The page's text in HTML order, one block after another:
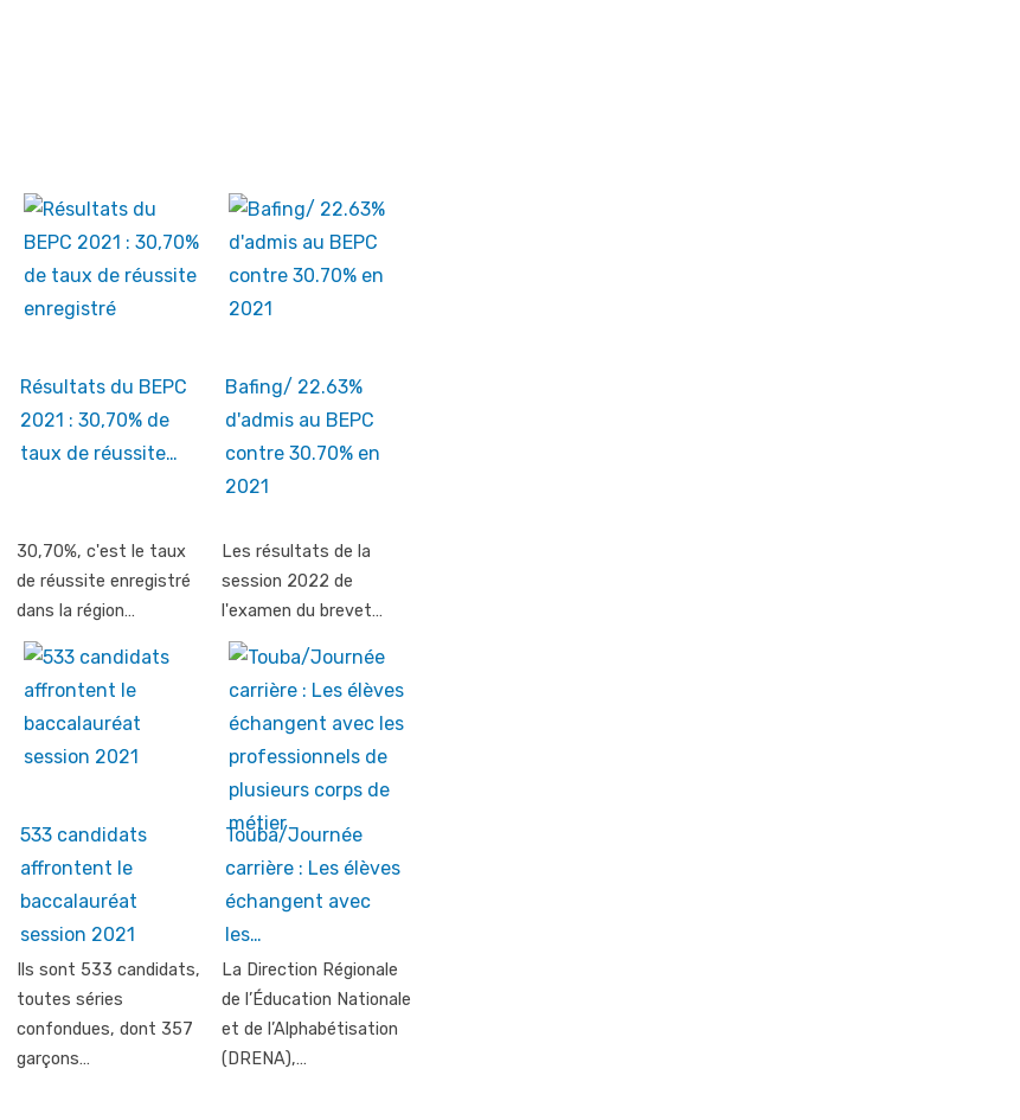
Résultats du BEPC
2021 : 30,70% de
taux de réussite…
30,70%, c'est le taux
de réussite enregistré
dans la région…
Bafing/ 22.63%
d'admis au BEPC
contre 30.70% en
2021
Les résultats de la
session 2022 de
l'examen du brevet…
533 candidats
affrontent le
baccalauréat
session 2021
Ils sont 533 candidats,
toutes séries
confondues, dont 357
garçons…
Touba/Journée
carrière : Les élèves
échangent avec
les…
La Direction Régionale
de l’Éducation Nationale
et de l’Alphabétisation
(DRENA),…